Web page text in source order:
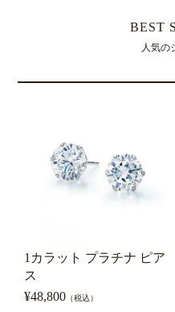
BEST
人気の
1カラット プラチナ ピア
ス
¥48,800 （税込）